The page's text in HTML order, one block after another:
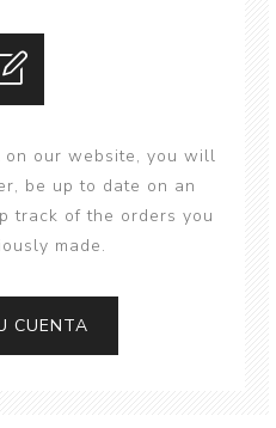
on our website, you will
be up to date on an
track of the orders you
made.